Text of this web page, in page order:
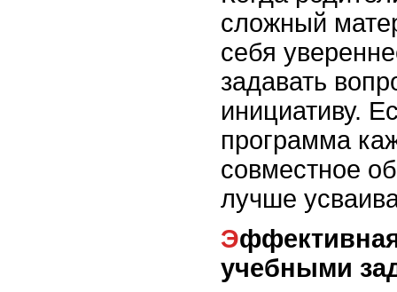
сложный
себя
задавать
инициативу.
программа
совместное
лучше
Эффективная помощь с
учебными